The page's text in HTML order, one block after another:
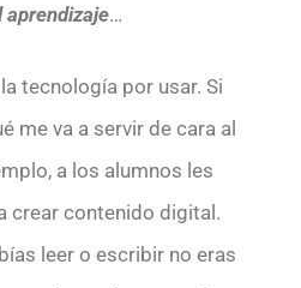
aprendizaje…
tecnología por usar. Si
me va a servir de cara al
a los alumnos les
crear contenido digital.
leer o escribir no eras